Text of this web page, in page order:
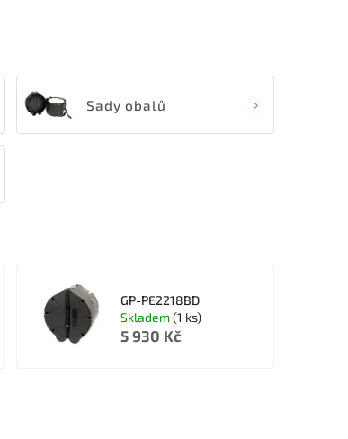
Sady obalů
GP-PE2218BD
Skladem(1 ks)
5 930 Kč